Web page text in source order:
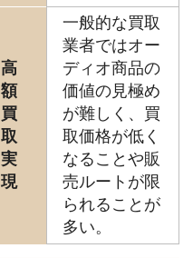
高
額
買
取
実
現
一般的な買取
業者ではオー
ディオ商品の
価値の見極め
が難しく、買
取価格が低く
なることや販
売ルートが限
られることが
多い。